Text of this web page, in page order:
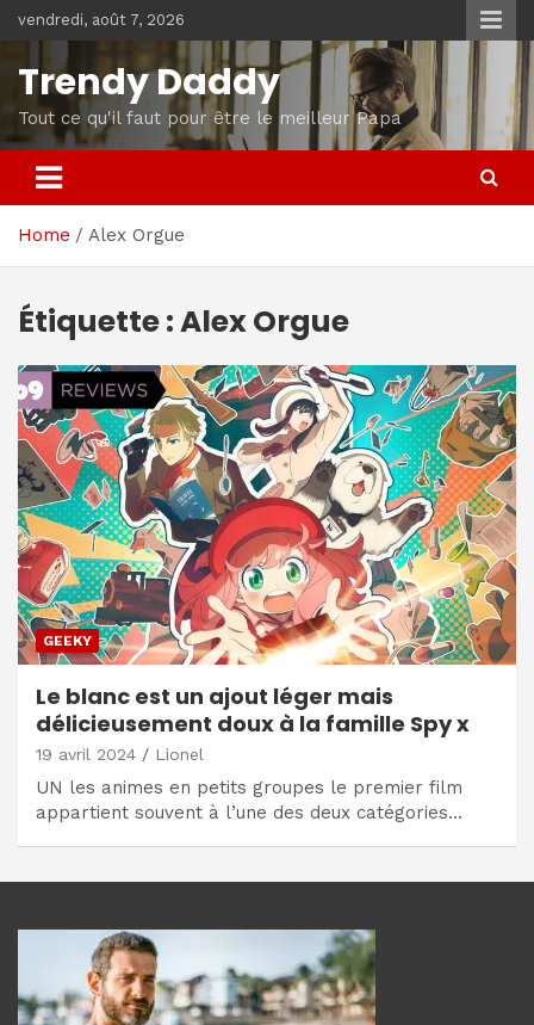
to
content
vendredi, août 7, 2026
Trendy Daddy
Tout ce qu'il faut pour être le meilleur Papa
Home Alex Orgue
Étiquette :Alex Orgue
GEEKY
Le blanc est un ajout léger mais
délicieusement doux à la famille Spy x
19 avril 2024 Lionel
UN les animes en petits groupes le premier film
appartient souvent à l’une des deux catégories…